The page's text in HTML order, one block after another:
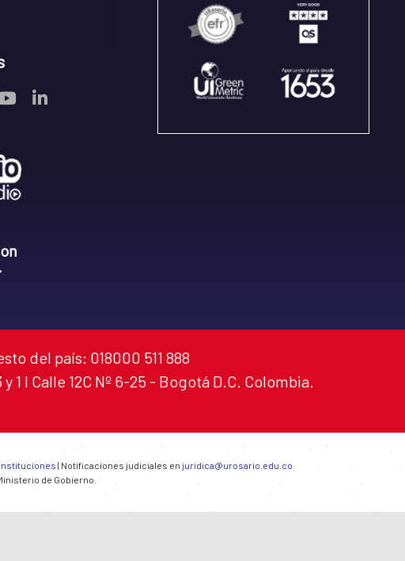
del país: 018000 511 888
I Calle 12C Nº 6-25 - Bogotá D.C. Colombia.
| Notificaciones judiciales en juridica@urosario.edu.co
de Gobierno.